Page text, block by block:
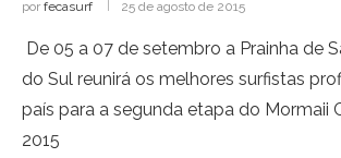
por fecasurf 25 de agosto de 2015
De 05 a 07 de setembro a Prainha de
do Sul reunirá os melhores surfistas
país para a segunda etapa do Mormaii
2015